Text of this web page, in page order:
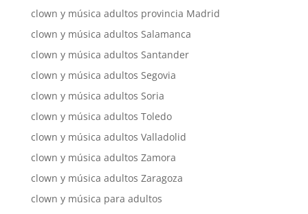
clown y música adultos provincia Madrid
clown y música adultos Salamanca
clown y música adultos Santander
clown y música adultos Segovia
clown y música adultos Soria
clown y música adultos Toledo
clown y música adultos Valladolid
clown y música adultos Zamora
clown y música adultos Zaragoza
clown y música para adultos